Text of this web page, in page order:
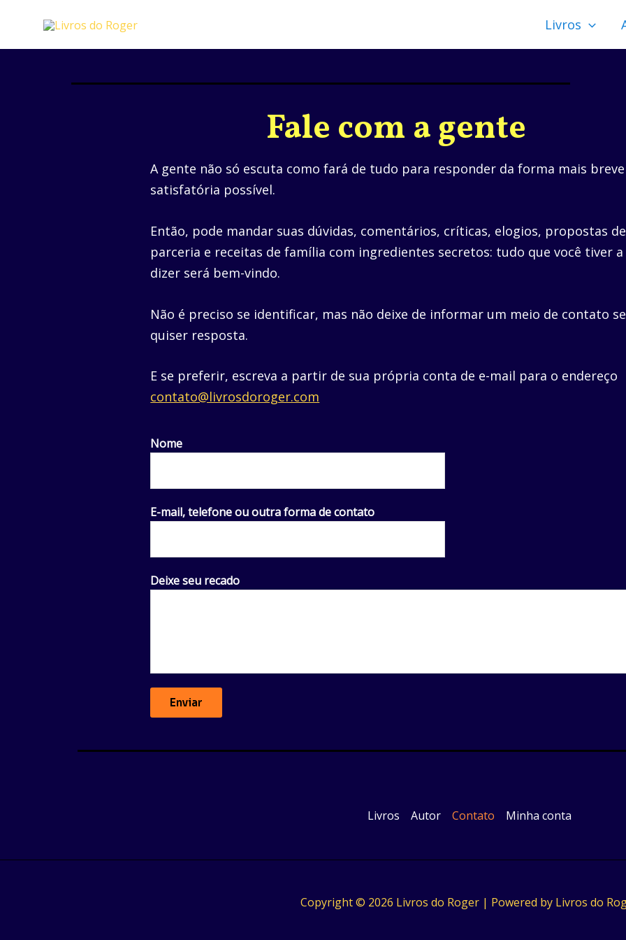
Livros
Fale com a gente
A gente não só escuta como fará de tudo para responder da forma mais
satisfatória possível.
Então, pode mandar suas dúvidas, comentários, críticas, elogios, propostas de
parceria e receitas de família com ingredientes secretos: tudo que você tiver a
dizer será bem-vindo.
Não é preciso se identificar, mas não deixe de informar um meio de contato se
quiser resposta.
E se preferir, escreva a partir de sua própria conta de e-mail para o endereço
contato@livrosdoroger.com
Nome
E-mail, telefone ou outra forma de contato
Deixe seu recado
Enviar
Livros Autor Contato Minha conta
Copyright © 2026 Livros do Roger | Powered by Livros do